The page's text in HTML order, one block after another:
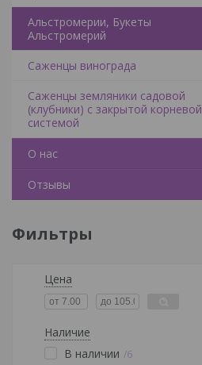
Альстромерии, Букеты
Альстромерий
Саженцы винограда
Саженцы земляники садовой
(клубники) с закрытой корневой
системой
О нас
Отзывы
Фильтры
Цена
Наличие
В наличии
6